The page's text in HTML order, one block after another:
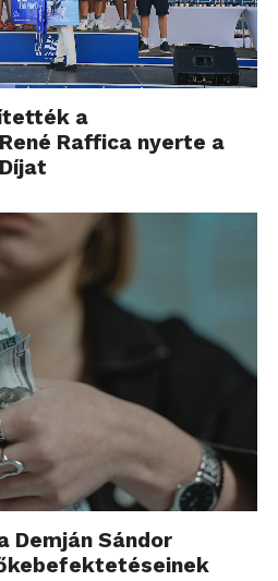
a
Raffica nyerte a
Demján Sándor